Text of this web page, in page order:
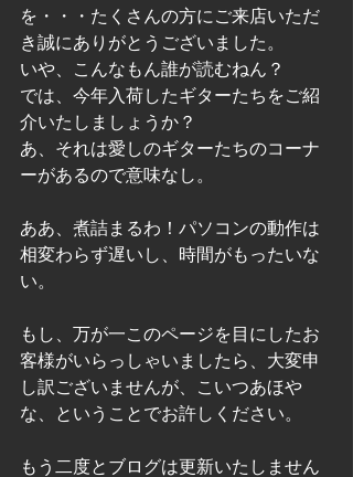
を・・・たくさんの方にご来店いただ
き誠にありがとうございました。
いや、こんなもん誰が読むねん？
では、今年入荷したギターたちをご紹
介いたしましょうか？
あ、それは愛しのギターたちのコーナ
ーがあるので意味なし。
ああ、煮詰まるわ！パソコンの動作は
相変わらず遅いし、時間がもったいな
い。
もし、万が一このページを目にしたお
客様がいらっしゃいましたら、大変申
し訳ございませんが、こいつあほや
な、ということでお許しください。
もう二度とブログは更新いたしません